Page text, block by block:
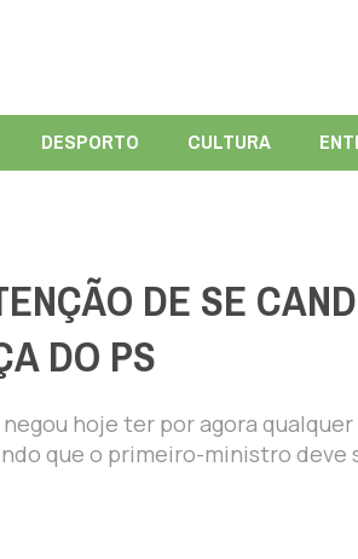
DESPORTO CULTURA
DE SE
DO PS
hoje ter por agora
que o primeiro-ministro deve